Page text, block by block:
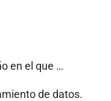
en el que …
de datos.